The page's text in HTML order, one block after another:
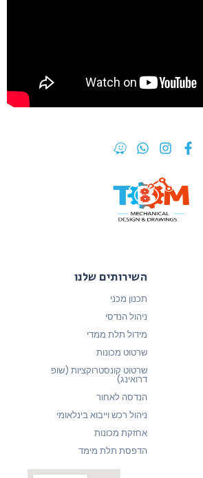
השירותים שלנו
תכנון מכני
ניהול הנדסי
מידול תלת ממדי
שרטוט מכונות
שרטוט קונסטרוקציות (שופ
דרואינג)
הנדסה לאחור
ניהול רכש וייבוא בינלאומי
אחזקת מכונות
הדפסת תלת מימד